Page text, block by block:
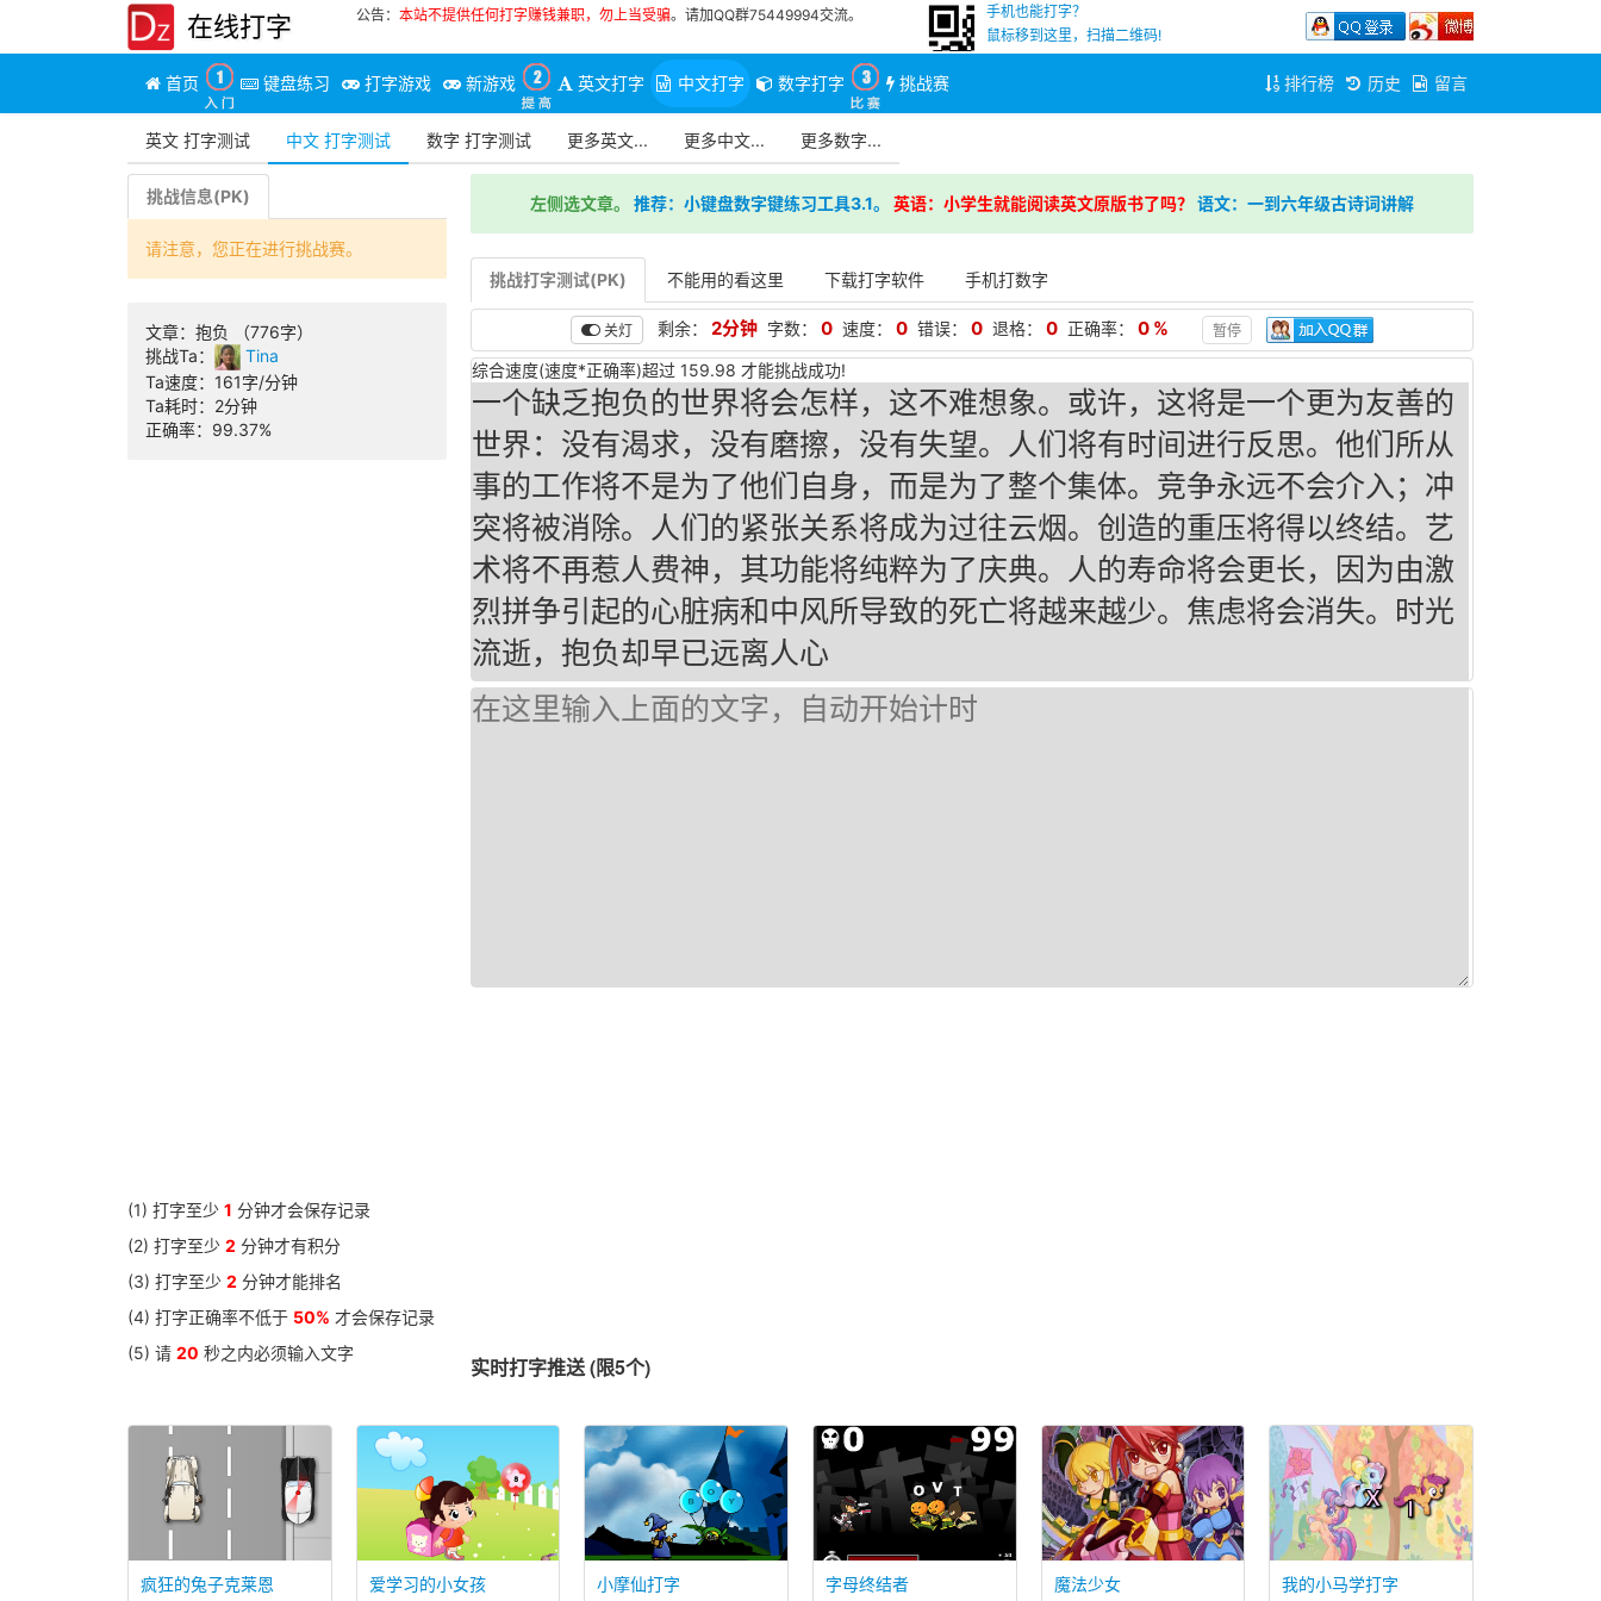
在线打字 公告： 本站不提供任何打字赚钱兼职，勿上当受骗。请加QQ群75449994交流。
手机也能打字？
鼠标移到这里，扫描二维码!
首页 键盘练习 打字游戏 新游戏 英文打字 中文打字 数字打字 挑战赛 排行榜 历史 留言
英文 打字测试 中文 打字测试 数字 打字测试 更多英文... 更多中文... 更多数字...
挑战信息(PK)
请注意，您正在进行挑战赛。
文章： 抱负 （776字）
挑战Ta：
Tina
Ta速度： 161字/分钟
Ta耗时： 2分钟
正确率： 99.37%
(1) 打字至少 1 分钟才会保存记录
(2) 打字至少 2 分钟才有积分
(3) 打字至少 2 分钟才能排名
(4) 打字正确率不低于 50% 才会保存记录
(5) 请 20 秒之内必须输入文字
左侧选文章。 推荐：小键盘数字键练习工具3.1。 英语：小学生就能阅读英文原版书了吗？ 语文：一到六年级古诗词讲解
挑战打字测试(PK) 不能用的看这里 下载打字软件 手机打数字
关灯 剩余： 2分钟字数： 0速度： 0错误： 0退格： 0正确率： 0 %
暂停
综合速度(速度*正确率)超过 159.98 才能挑战成功!
一个缺乏抱负的世界将会怎样，这不难想象。或许，这将是一个更为友善的
世界：没有渴求，没有磨擦，没有失望。人们将有时间进行反思。他们所从
事的工作将不是为了他们自身，而是为了整个集体。竞争永远不会介入；冲
突将被消除。人们的紧张关系将成为过往云烟。创造的重压将得以终结。艺
术将不再惹人费神，其功能将纯粹为了庆典。人的寿命将会更长，因为由激
烈拼争引起的心脏病和中风所导致的死亡将越来越少。焦虑将会消失。时光
流逝，抱负却早已远离人心
实时打字推送 (限5个)
疯狂的兔子克莱恩 爱学习的小女孩 小摩仙打字 字母终结者 魔法少女 我的小马学打字